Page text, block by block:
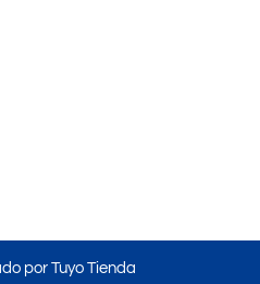
por Tuyo Tienda